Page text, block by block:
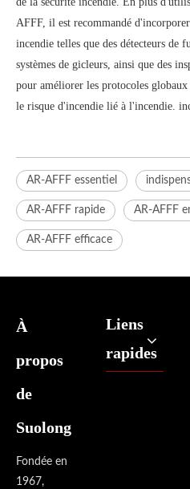
AFFF, il est recommandé
incendie telles que des détecteurs de
systèmes de gicleurs, ainsi que des
pour améliorer les protocoles
le risque d'incendie lié à l'incendie.
AR-AFFF essentiel
AR-AFFF rapide AR-AFFF
AR-AFFF efficace
À
propos
de
Suolong
Fondée en
1967,
Liens
rapides